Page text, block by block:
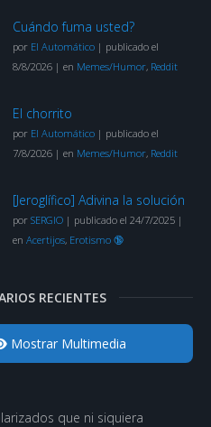
Cuándo fuma usted?
por El Automático | publicado el
8/8/2026 | en Memes/Humor, Reddit
El chorrito
por El Automático | publicado el
7/8/2026 | en Memes/Humor, Reddit
[Jeroglífico] Adivina la solución
por SERGIO | publicado el 24/7/2025 |
en Acertijos, Erotismo 🔞
RECIENTES
Mostrar Multimedia
que ni siquiera